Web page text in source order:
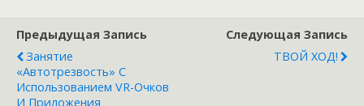
Предыдущая Запись
Занятие
«Автотрезвость» С
Использованием VR-Очков
И Приложения
Следующая Запись
ТВОЙ ХОД!